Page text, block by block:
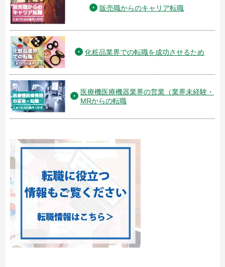
販売職からのキャリア転職
化粧品業界での転職を成功させるため
医療機医療機器業界の営業（業界未経験・
MRからの転職